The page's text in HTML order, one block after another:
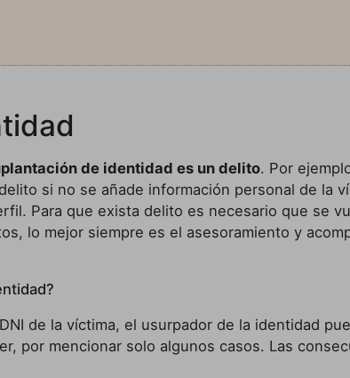
de identidad es un delito. Por
si no se añade información personal de la
Para que exista delito es necesario que se
lo mejor siempre es el asesoramiento y
de la víctima, el usurpador de la identidad
por mencionar solo algunos casos. Las